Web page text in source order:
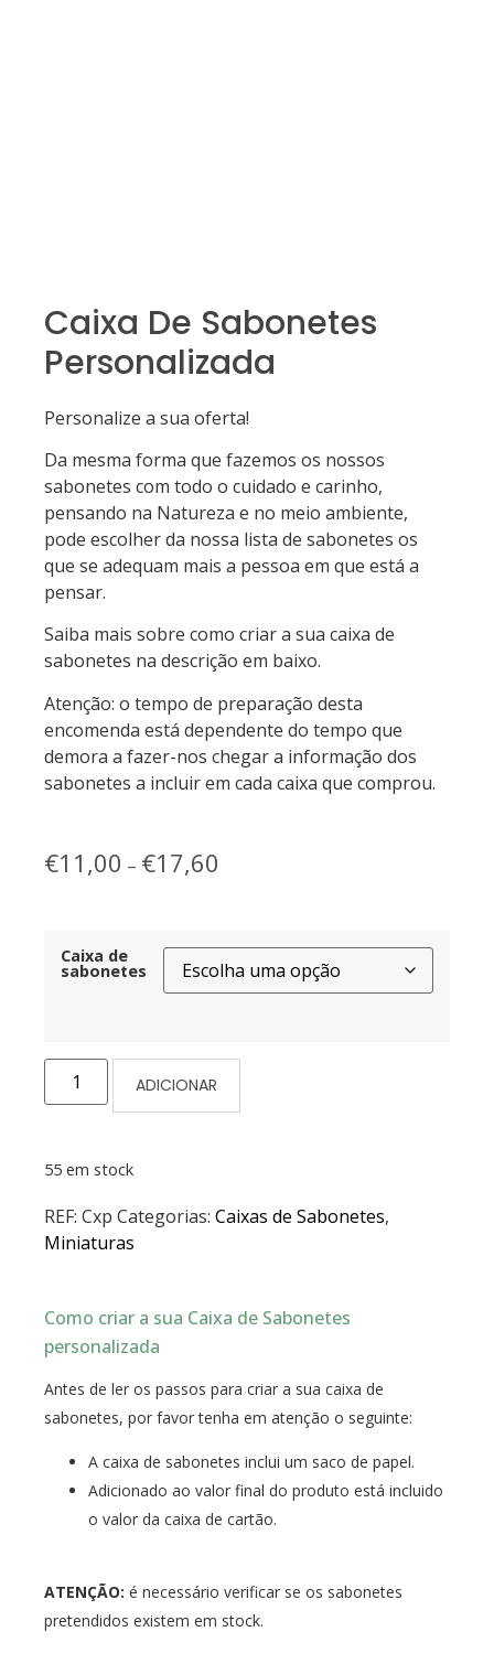
Caixa De Sabonetes
Personalizada
Personalize a sua oferta!
Da mesma forma que fazemos os nossos
sabonetes com todo o cuidado e carinho,
pensando na Natureza e no meio ambiente,
pode escolher da nossa lista de sabonetes os
que se adequam mais a pessoa em que está a
pensar.
Saiba mais sobre como criar a sua caixa de
sabonetes na descrição em baixo.
Atenção: o tempo de preparação desta
encomenda está dependente do tempo que
demora a fazer-nos chegar a informação dos
sabonetes a incluir em cada caixa que comprou.
€11,00 – €17,60
Caixa de
sabonetes
ADICIONAR
55 em stock
REF: Cxp Categorias: Caixas de Sabonetes,
Miniaturas
Como criar a sua Caixa de Sabonetes
personalizada
Antes de ler os passos para criar a sua caixa de
sabonetes, por favor tenha em atenção o seguinte:
A caixa de sabonetes inclui um saco de papel.
Adicionado ao valor final do produto está incluido
o valor da caixa de cartão.
ATENÇÃO: é necessário verificar se os sabonetes
pretendidos existem em stock.